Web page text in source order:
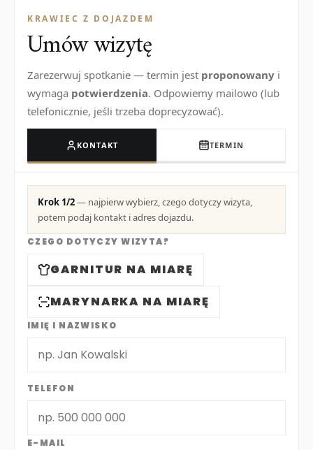
KRAWIEC Z DOJAZDEM
Umów wizytę
Zarezerwuj spotkanie — termin jest proponowany i
wymaga potwierdzenia. Odpowiemy mailowo (lub
telefonicznie, jeśli trzeba doprecyzować).
KONTAKT TERMIN
Krok 1/2— najpierw wybierz, czego dotyczy wizyta,
potem podaj kontakt i adres dojazdu.
CZEGO DOTYCZY WIZYTA?
GARNITUR NA MIARĘ
MARYNARKA NA MIARĘ
IMIĘ I NAZWISKO
TELEFON
E-MAIL